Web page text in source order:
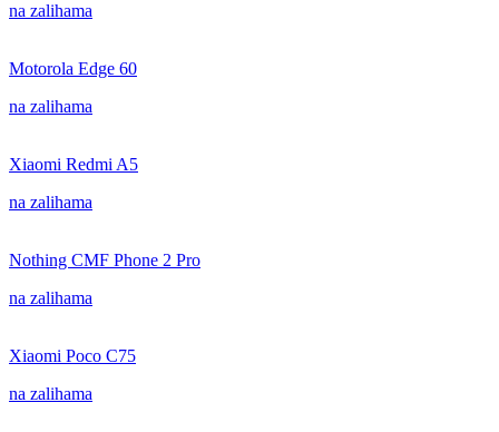
na zalihama
Motorola Edge 60
na zalihama
Xiaomi Redmi A5
na zalihama
Nothing CMF Phone 2 Pro
na zalihama
Xiaomi Poco C75
na zalihama